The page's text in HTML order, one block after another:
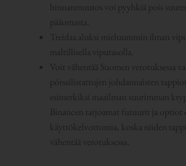
hinnanmuutos voi pyyhkiä pois
pääomasta.
Treidaa aluksi mieluummin ilman
maltillisella viputasolla.
Voit vähentää Suomen verotuksessa
pörssilistattujen johdannaisten
esimerkiksi maailman suurimman
Binancen tarjoamat futuurit ja optiot
käyttökelvottomia, koska niiden
vähentää verotuksessa.